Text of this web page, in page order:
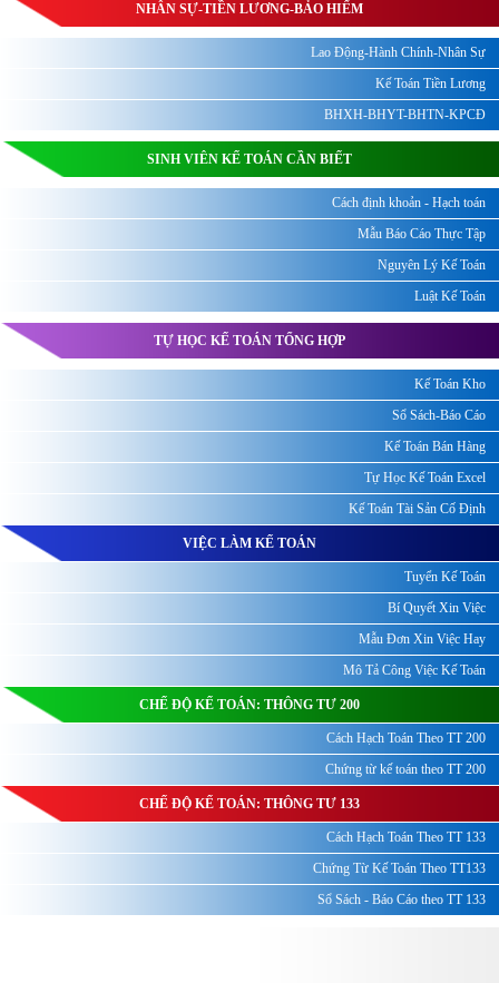
NHÂN SỰ-TIỀN LƯƠNG-BẢO HIỂM
Lao Động-Hành Chính-Nhân Sự
Kế Toán Tiền Lương
BHXH-BHYT-BHTN-KPCĐ
SINH VIÊN KẾ TOÁN CẦN BIẾT
Cách định khoản - Hạch toán
Mẫu Báo Cáo Thực Tập
Nguyên Lý Kế Toán
Luật Kế Toán
TỰ HỌC KẾ TOÁN TỔNG HỢP
Kế Toán Kho
Sổ Sách-Báo Cáo
Kế Toán Bán Hàng
Tự Học Kế Toán Excel
Kế Toán Tài Sản Cố Định
VIỆC LÀM KẾ TOÁN
Tuyển Kế Toán
Bí Quyết Xin Việc
Mẫu Đơn Xin Việc Hay
Mô Tả Công Việc Kế Toán
CHẾ ĐỘ KẾ TOÁN: THÔNG TƯ 200
Cách Hạch Toán Theo TT 200
Chứng từ kế toán theo TT 200
CHẾ ĐỘ KẾ TOÁN: THÔNG TƯ 133
Cách Hạch Toán Theo TT 133
Chứng Từ Kế Toán Theo TT133
Sổ Sách - Báo Cáo theo TT 133